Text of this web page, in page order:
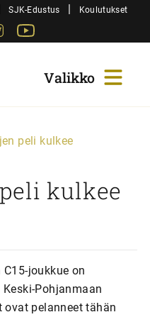
SJK-Edustus | Koulutukset
Twitter
peli kulkee
kulkee
joukkue on
Pohjanmaan
ovat pelanneet tähän